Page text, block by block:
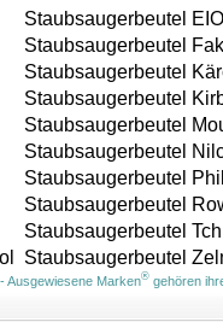
Staubsaugerbeutel
Staubsaugerbeutel
Staubsaugerbeutel
Staubsaugerbeutel
Staubsaugerbeutel
Staubsaugerbeutel
Staubsaugerbeutel
Staubsaugerbeutel
Staubsaugerbeutel
Staubsaugerbeutel
Ausgewiesene Marken®gehören